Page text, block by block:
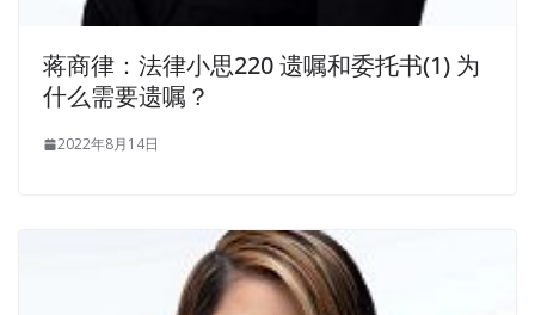
蒋商律：法律小思220 遗嘱和委托书(1) 为
什么需要遗嘱？
2022年8月14日